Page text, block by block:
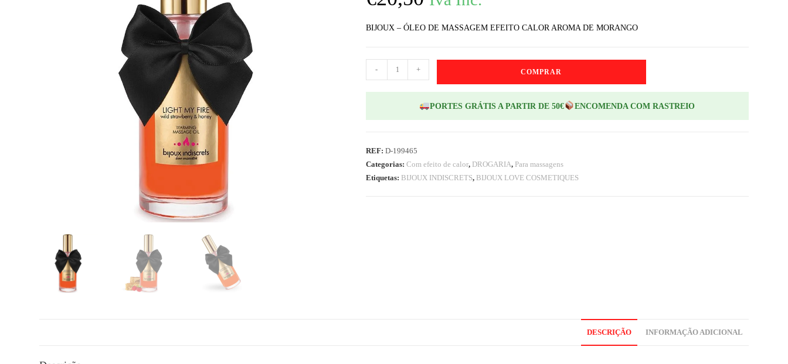
BIJOUX – ÓLEO DE MASSAGEM EFEITO CALOR AROMA DE MORANGO
- + COMPRAR
PORTES GRÁTIS A PARTIR DE 50€ ENCOMENDA COM RASTREIO
REF: D-199465
Categorias: Com efeito de calor, DROGARIA, Para massagens
Etiquetas: BIJOUX INDISCRETS, BIJOUX LOVE COSMETIQUES
DESCRIÇÃO INFORMAÇÃO ADICIONAL